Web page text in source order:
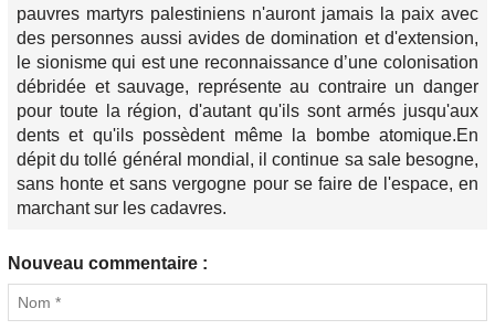
pauvres martyrs palestiniens n'auront jamais la paix avec
des personnes aussi avides de domination et d'extension,
le sionisme qui est une reconnaissance d’une colonisation
débridée et sauvage, représente au contraire un danger
pour toute la région, d'autant qu'ils sont armés jusqu'aux
dents et qu'ils possèdent même la bombe atomique.En
dépit du tollé général mondial, il continue sa sale besogne,
sans honte et sans vergogne pour se faire de l'espace, en
marchant sur les cadavres.
Nouveau commentaire :